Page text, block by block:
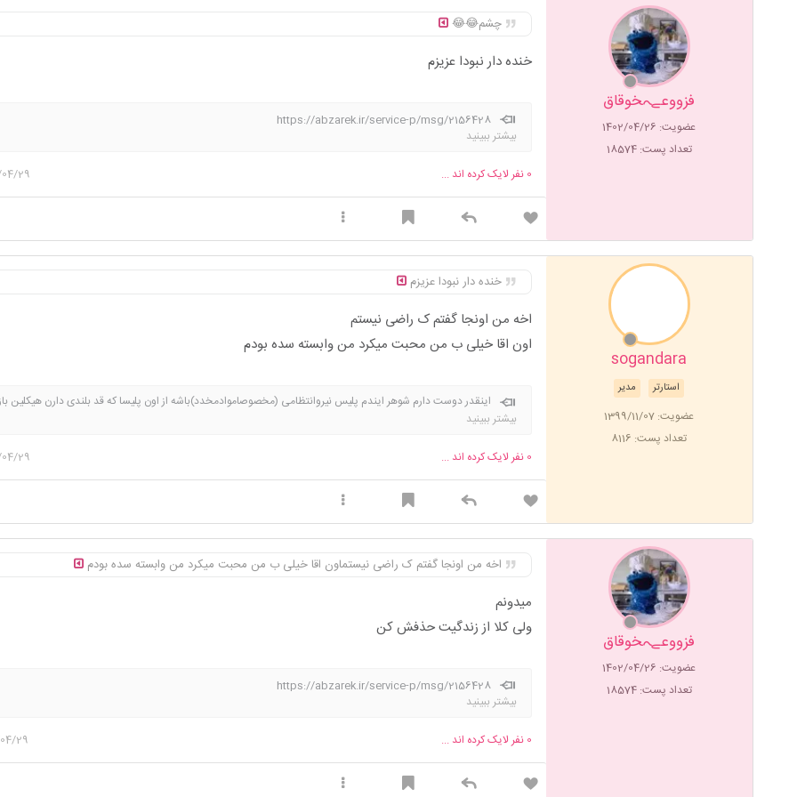
فزووعےہخوقاق
عضویت: 1402/04/26
تعداد پست: 18574
چشم😂😂
خنده دار نبودا عزیزم
https://abzarek.ir/service-p/msg/2156428
بیشتر ببینید
29 0 نفر لایک کرده اند ...
sogandara
مدیر استارتر
عضویت: 1399/11/07
تعداد پست: 8116
خنده دار نبودا عزیزم
اخه من اونجا گفتم ک راضی نیستم
اون اقا خیلی ب من محبت میکرد من وابسته سده بودم
اینقدر دوست دارم شوهر ایندم پلیس نیروانتظامی (مخصوصاموادمخدد)باشه از اون پلیسا که قد بلندی دارن هیکلین
بزرگی دارن و چشم ابرومشکین ته ریش دارن و باهمه مغرورن و اخمو فقط با خانوادشون مهربونن😎یه صلوات بفرستینبیشتر ببینید
29 0 نفر لایک کرده اند ...
فزووعےہخوقاق
عضویت: 1402/04/26
تعداد پست: 18574
اخه من اونجا گفتم ک راضی نیستماون اقا خیلی ب من محبت میکرد من وابسته سده بودم
میدونم
ولی کلا از زندگیت حذفش کن
https://abzarek.ir/service-p/msg/2156428
بیشتر ببینید
29 0 نفر لایک کرده اند ...